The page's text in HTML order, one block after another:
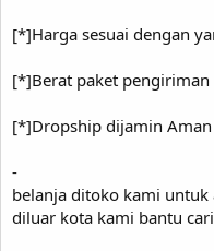
[*]Harga sesuai dengan
[*]Berat paket pengiriman
[*]Dropship dijamin Aman
-
belanja ditoko kami untuk
diluar kota kami bantu